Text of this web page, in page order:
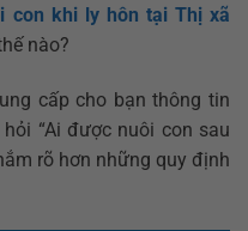
con khi ly hôn tại Thị xã
nào?
cấp cho bạn thông tin
“Ai được nuôi con sau
rõ hơn những quy định